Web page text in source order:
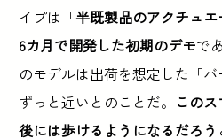
イプは「半既製品のアクチュ
6カ月で開発した初期のデモで
のモデルは出荷を想定した「
ずっと近いとのことだ。 この
後には歩けるようになるだろう